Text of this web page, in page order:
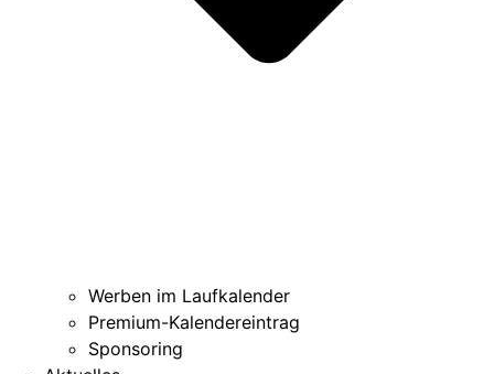
Werben im Laufkalender
Premium-Kalendereintrag
Sponsoring